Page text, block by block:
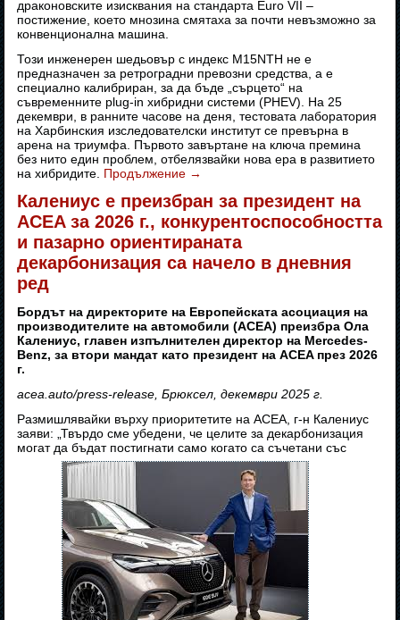
драконовските изисквания на стандарта Euro VII –
постижение, което мнозина смятаха за почти невъзможно за
конвенционална машина.
Този инженерен шедьовър с индекс M15NTH не е
предназначен за ретроградни превозни средства, а е
специално калибриран, за да бъде „сърцето“ на
съвременните plug-in хибридни системи (PHEV). На 25
декември, в ранните часове на деня, тестовата лаборатория
на Харбинския изследователски институт се превърна в
арена на триумфа. Първото завъртане на ключа премина
без нито един проблем, отбелязвайки нова ера в развитието
на хибридите. Продължение →
Калениус е преизбран за президент на
ACEA за 2026 г., конкурентоспособността
и пазарно ориентираната
декарбонизация са начело в дневния
ред
Бордът на директорите на Европейската асоциация на
производителите на автомобили (ACEA) преизбра Ола
Калениус, главен изпълнителен директор на Mercedes-
Benz, за втори мандат като президент на ACEA през 2026
г.
acea.auto/press-release, Брюксел, декември 2025 г.
Размишлявайки върху приоритетите на ACEA, г-н Калениус
заяви: „Твърдо сме убедени, че целите за декарбонизация
могат да бъдат постигнати само когато са съчетани със